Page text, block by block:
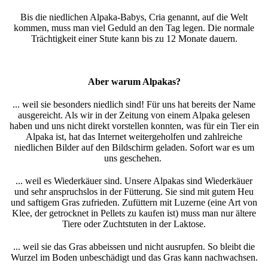
Bis die niedlichen Alpaka-Babys, Cria genannt, auf die Welt
kommen, muss man viel Geduld an den Tag legen. Die normale
Trächtigkeit einer Stute kann bis zu 12 Monate dauern.
Aber warum Alpakas?
... weil sie besonders niedlich sind! Für uns hat bereits der Name
ausgereicht. Als wir in der Zeitung von einem Alpaka gelesen
haben und uns nicht direkt vorstellen konnten, was für ein Tier ein
Alpaka ist, hat das Internet weitergeholfen und zahlreiche
niedlichen Bilder auf den Bildschirm geladen. Sofort war es um
uns geschehen.
... weil es Wiederkäuer sind. Unsere Alpakas sind Wiederkäuer
und sehr anspruchslos in der Fütterung. Sie sind mit gutem Heu
und saftigem Gras zufrieden. Zufüttern mit Luzerne (eine Art von
Klee, der getrocknet in Pellets zu kaufen ist) muss man nur ältere
Tiere oder Zuchtstuten in der Laktose.
... weil sie das Gras abbeissen und nicht ausrupfen. So bleibt die
Wurzel im Boden unbeschädigt und das Gras kann nachwachsen.